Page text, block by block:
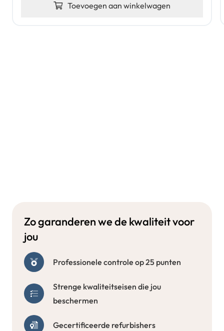
Toevoegen aan winkelwagen
Zo garanderen we de kwaliteit voor
jou
Professionele controle op 25 punten
Strenge kwaliteitseisen die jou
beschermen
Gecertificeerde refurbishers